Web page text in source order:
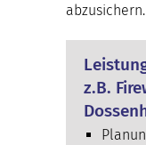
abzusichern.
z.B.